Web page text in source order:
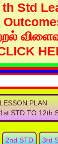
th Std
LESSON PLAN
1st STD TO 12th
2nd STD 3rd